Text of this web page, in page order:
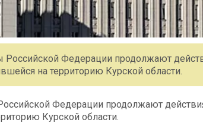
Федерации продолжают
на территорию Курской области.
Федерации продолжают
Курской области.